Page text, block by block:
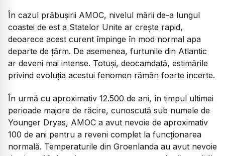
În cazul prăbușirii AMOC, nivelul mării de-a lungul
coastei de est a Statelor Unite ar crește rapid,
deoarece acest curent împinge în mod normal apa
departe de țărm. De asemenea, furtunile din Atlantic
ar deveni mai intense. Totuși, deocamdată, estimările
privind evoluția acestui fenomen rămân foarte incerte.
În urmă cu aproximativ 12.500 de ani, în timpul ultimei
perioade majore de răcire, cunoscută sub numele de
Younger Dryas, AMOC a avut nevoie de aproximativ
100 de ani pentru a reveni complet la funcționarea
normală. Temperaturile din Groenlanda au avut nevoie